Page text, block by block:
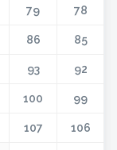
78
79
85
86
92
93
99
100
106
107